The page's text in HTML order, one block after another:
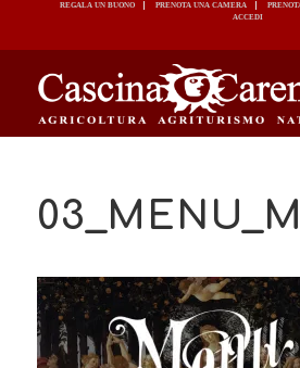
REGALA UN BUONO PRENOTA UNA